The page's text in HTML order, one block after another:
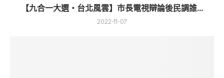
【九合一大選・台北風雲】市長電視辯論後民調誰...
2022-11-07